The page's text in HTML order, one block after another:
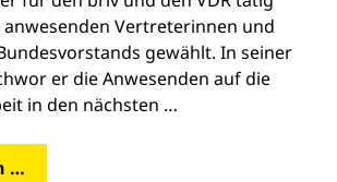
Vertreterinnen und
gewählt. In seiner
er die Anwesenden auf die
in den nächsten …
…